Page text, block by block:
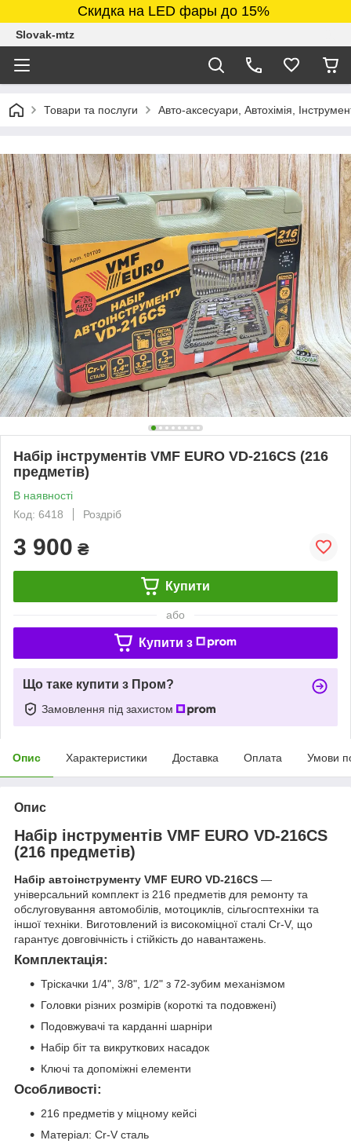
Скидка на LED фары до 15%
Slovak-mtz
Товари та послуги Авто-аксесуари, Автохімія,
Набір інструментів VMF EURO VD-216CS (216
предметів)
В наявності
Код: 6418
Роздріб
3 900 ₴
Купити
або
Купити з
Що таке купити з Пром?
Замовлення під захистом
Опис Характеристики Доставка Оплата Умови
Опис
Набір інструментів VMF EURO VD-216CS
(216 предметів)
Набір автоінструменту VMF EURO VD-216CS —
універсальний комплект із 216 предметів для ремонту та
обслуговування автомобілів, мотоциклів, сільгосптехніки та
іншої техніки. Виготовлений із високоміцної сталі Cr-V, що
гарантує довговічність і стійкість до навантажень.
Комплектація:
Тріскачки 1/4", 3/8", 1/2" з 72-зубим механізмом
Головки різних розмірів (короткі та подовжені)
Подовжувачі та карданні шарніри
Набір біт та викруткових насадок
Ключі та допоміжні елементи
Особливості:
216 предметів у міцному кейсі
Матеріал: Cr-V сталь